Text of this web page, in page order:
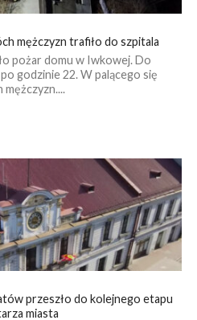
mężczyzn trafiło do szpitala
pożar domu w Iwkowej. Do
godzinie 22. W palącego się
przeszło do kolejnego etapu
miasta